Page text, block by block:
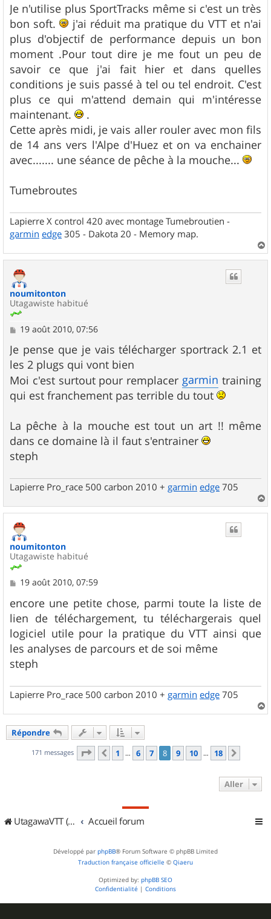
s
s
a
g
e
Je n'utilise plus SportTracks même si c'est un très
bon soft.
j'ai réduit ma pratique du VTT et n'ai
plus d'objectif de performance depuis un bon
moment .Pour tout dire je me fout un peu de
savoir ce que j'ai fait hier et dans quelles
conditions je suis passé à tel ou tel endroit. C'est
plus ce qui m'attend demain qui m'intéresse
maintenant.
.
Cette après midi, je vais aller rouler avec mon fils
de 14 ans vers l'Alpe d'Huez et on va enchainer
avec....... une séance de pêche à la mouche...
Tumebroutes
Lapierre X control 420 avec montage Tumebroutien -
garmin edge 305 - Dakota 20 - Memory map.
a
noumitonton
Utagawiste habitué
M
s
s
a
g
e
19 août 2010, 07:56
Je pense que je vais télécharger sportrack 2.1 et
les 2 plugs qui vont bien
Moi c'est surtout pour remplacergarmin training
qui est franchement pas terrible du tout
La pêche à la mouche est tout un art !! même
dans ce domaine là il faut s'entrainer
steph
Lapierre Pro_race 500 carbon 2010 + garmin edge 705
a
noumitonton
Utagawiste habitué
M
s
s
a
g
e
19 août 2010, 07:59
encore une petite chose, parmi toute la liste de
lien de téléchargement, tu téléchargerais quel
logiciel utile pour la pratique du VTT ainsi que
les analyses de parcours et de soi même
steph
Lapierre Pro_race 500 carbon 2010 + garmin edge 705
a
Répondre
171 messages Page 8sur 18
Précédent
1 … 6 7 8 9 10 … 18
Aller
UtagawaVTT (Randos VTT et VTTAE avec traces GPS) Accueil forum
Développé par phpBB® Forum Software © phpBB Limited
Traduction française officielle © Qiaeru
Optimized by: phpBB SEO
Confidentialité | Conditions